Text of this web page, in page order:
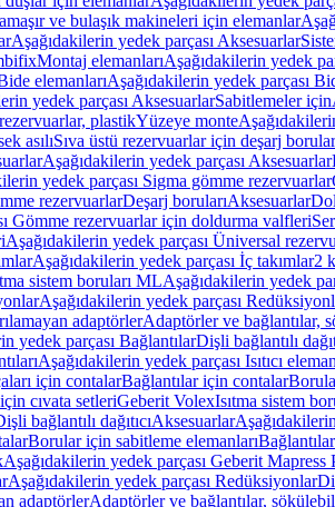
ve bulaşık makineleri için elemanlar
Aşağıdakilerin yedek parçası Aksesuarlar
Montaj elemanlarıAşağıdakilerin yedek
elemanlarıAşağıdakilerin yedek parçası
yedek parçası AksesuarlarSabitlemeler için
plastikYüzeye monte
asılıSıva üstü rezervuarlar için deşarj
Aşağıdakilerin yedek parçası Aksesuarlar
yedek parçası Sigma gömme rezervuarlar
rezervuarlarDeşarj borularıAksesuarlar
Gömme rezervuarlar için doldurma valfleri
Aşağıdakilerin yedek parçası Üniversal
Aşağıdakilerin yedek parçası İç takımlar2
sistem boruları MLAşağıdakilerin yedek
Aşağıdakilerin yedek parçası
adaptörlerAdaptörler ve bağlantılar,
yedek parçası BağlantılarDişli bağlantılı
Aşağıdakilerin yedek parçası Isıtıcı
için contalarBağlantılar için contalar
cıvata setleriGeberit VolexIsıtma sistem
bağlantılı dağıtıcıAksesuarlar
Borular için sabitleme elemanları
Aşağıdakilerin yedek parçası Geberit Mapress
Aşağıdakilerin yedek parçası Redüksiyonlar
adaptörlerAdaptörler ve bağlantılar,